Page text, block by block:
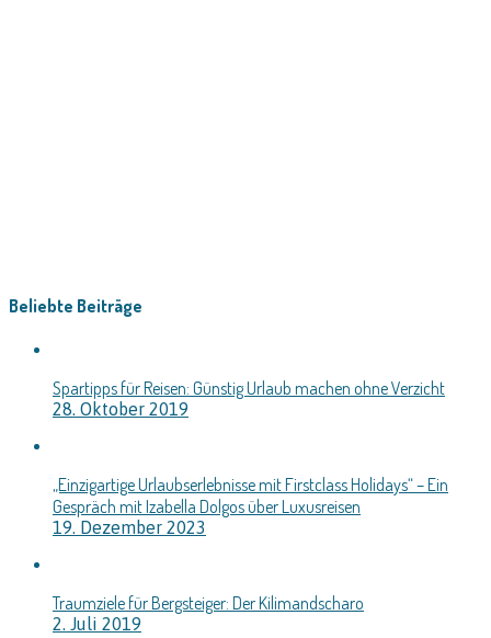
Beliebte Beiträge
Spartipps für Reisen: Günstig Urlaub machen ohne Verzicht
28. Oktober 2019
„Einzigartige Urlaubserlebnisse mit Firstclass Holidays“ – Ein
Gespräch mit Izabella Dolgos über Luxusreisen
19. Dezember 2023
Traumziele für Bergsteiger: Der Kilimandscharo
2. Juli 2019